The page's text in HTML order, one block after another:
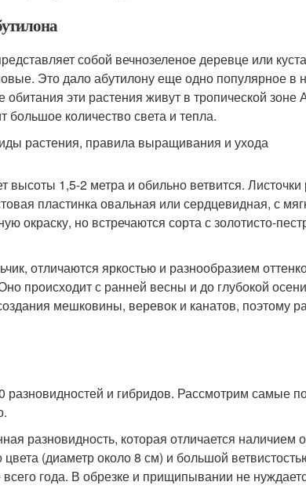
собой вечнозеленое деревце или
Это дало абутилону еще одно популярное в
обитания эти растения живут в тропической
количество света и тепла.
высоты 1,5-2 метра и обильно ветвится.
пластинка овальная или сердцевидная, с
окраску, но встречаются сорта с золотисто-
отличаются яркостью и разнообразием
происходит с ранней весны и до глубокой
мешковины, веревок и канатов, поэтому
разновидностей и гибридов. Рассмотрим самые
разновидность, которая отличается наличием
цвета (диаметр около 8 см) и большой
года. В обрезке и прищипывании не